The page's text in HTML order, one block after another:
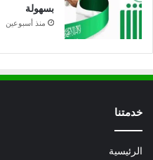
بسهولة
منذ أسبوعين
خدمتنا
الرئيسية